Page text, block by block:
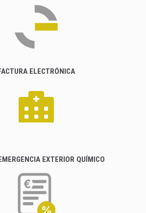
ELECTRÓNICA
EXTERIOR QUÍMICO